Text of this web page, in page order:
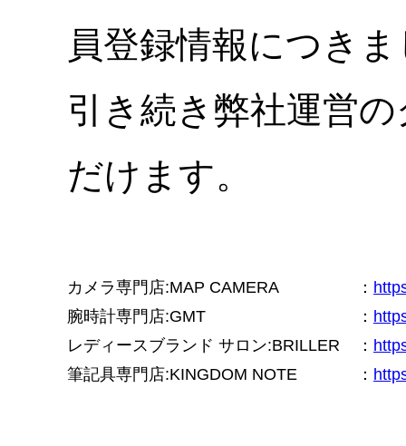
員登録情報につき
引き続き弊社運営
だけます。
カメラ専門店:MAP CAMERA ：
腕時計専門店:GMT
：
レディースブランド サロン:BRILLER
：
筆記具専門店:KINGDOM NOTE
：